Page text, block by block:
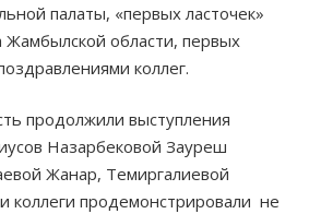
палаты, «первых ласточек»
Жамбылской области, первых
коллег.
продолжили выступления
Назарбековой Зауреш
Жанар, Темиргалиевой
коллеги продемонстрировали не